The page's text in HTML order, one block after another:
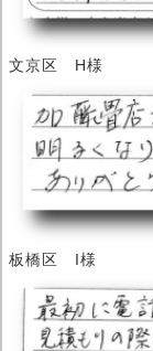
文京区 H様
板橋区 I様